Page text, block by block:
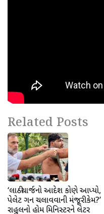
Related Posts
‘લાઠીચાર્જનો આદેશ કોણે આપ્યો,
પેલેટ ગન ચલાવવાની મંજૂરી કેમ?’
રાહુલનો હોમ મિનિસ્ટરને લેટર